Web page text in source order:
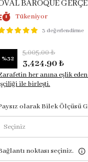
BAROQUE
Tükeniyor
3 değerlendirme
%32
5,005.00 ₺
3,424.90 ₺
her anına eşlik
ile birleşti.
olarak Bilek Ölçüsü
Seçiniz
noktası seçiniz.